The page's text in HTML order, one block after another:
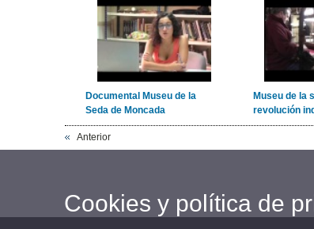
Documental Museu de la
Seda de Moncada
Museu de la
revolución
Anterior
Cookies y política de